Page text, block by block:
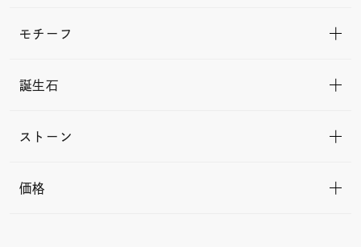
モチーフ
誕生石
ストーン
価格